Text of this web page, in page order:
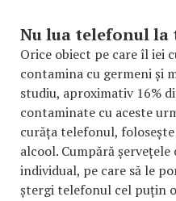
Nu lua telefonul la
Orice obiect pe care îl iei
contamina cu germeni și
studiu, aproximativ 16%
contaminate cu aceste
curăța telefonul,
alcool. Cumpără
individual, pe care să le
ștergi telefonul cel puțin